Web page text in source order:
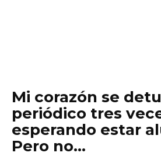
Mi corazón se
periódico tres
esperando estar
Pero no…